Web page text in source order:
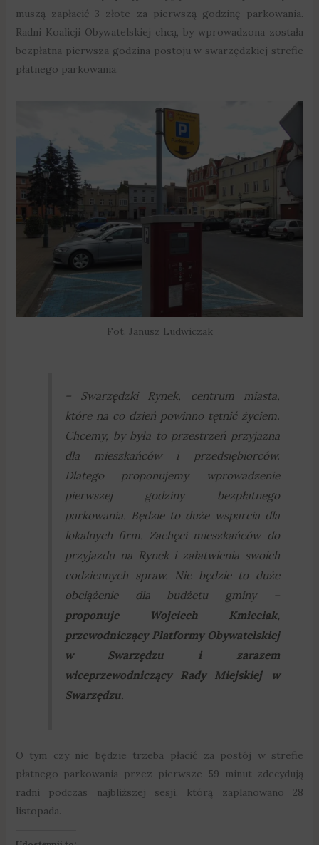
muszą zapłacić 3 złote za pierwszą godzinę parkowania.
Radni Koalicji Obywatelskiej chcą, by wprowadzona została
bezpłatna pierwsza godzina postoju w swarzędzkiej strefie
płatnego parkowania.
Fot. Janusz Ludwiczak
– Swarzędzki Rynek, centrum miasta,
które na co dzień powinno tętnić życiem.
Chcemy, by była to przestrzeń przyjazna
dla mieszkańców i przedsiębiorców.
Dlatego proponujemy wprowadzenie
pierwszej godziny bezpłatnego
parkowania. Będzie to duże wsparcia dla
lokalnych firm. Zachęci mieszkańców do
przyjazdu na Rynek i załatwienia swoich
codziennych spraw. Nie będzie to duże
obciążenie dla budżetu gminy–
proponuje Wojciech Kmieciak,
przewodniczący Platformy Obywatelskiej
w Swarzędzu i zarazem
wiceprzewodniczący Rady Miejskiej w
Swarzędzu.
O tym czy nie będzie trzeba płacić za postój w strefie
płatnego parkowania przez pierwsze 59 minut zdecydują
radni podczas najbliższej sesji, którą zaplanowano 28
listopada.